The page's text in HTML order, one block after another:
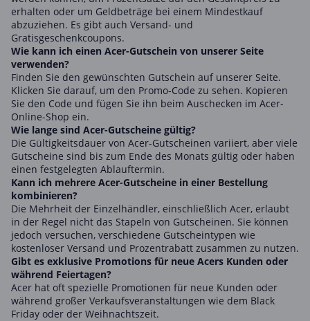
erhalten oder um Geldbeträge bei einem Mindestkauf
abzuziehen. Es gibt auch Versand- und
Gratisgeschenkcoupons.
Wie kann ich einen Acer-Gutschein von unserer Seite
verwenden?
Finden Sie den gewünschten Gutschein auf unserer Seite.
Klicken Sie darauf, um den Promo-Code zu sehen. Kopieren
Sie den Code und fügen Sie ihn beim Auschecken im Acer-
Online-Shop ein.
Wie lange sind Acer-Gutscheine gültig?
Die Gültigkeitsdauer von Acer-Gutscheinen variiert, aber viele
Gutscheine sind bis zum Ende des Monats gültig oder haben
einen festgelegten Ablauftermin.
Kann ich mehrere Acer-Gutscheine in einer Bestellung
kombinieren?
Die Mehrheit der Einzelhändler, einschließlich Acer, erlaubt
in der Regel nicht das Stapeln von Gutscheinen. Sie können
jedoch versuchen, verschiedene Gutscheintypen wie
kostenloser Versand und Prozentrabatt zusammen zu nutzen.
Gibt es exklusive Promotions für neue Acers Kunden oder
während Feiertagen?
Acer hat oft spezielle Promotionen für neue Kunden oder
während großer Verkaufsveranstaltungen wie dem Black
Friday oder der Weihnachtszeit.